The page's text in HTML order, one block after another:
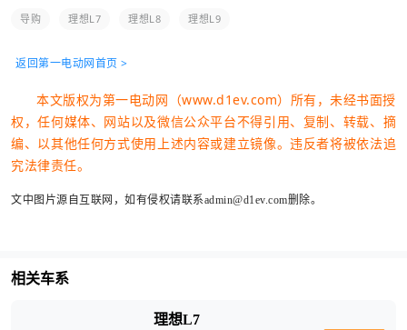
导购 理想L7 理想L8 理想L9
返回第一电动网首页 >
本文版权为第一电动网（www.d1ev.com）所有，未经书面授
权，任何媒体、网站以及微信公众平台不得引用、复制、转载、摘
编、以其他任何方式使用上述内容或建立镜像。违反者将被依法追
究法律责任。
文中图片源自互联网，如有侵权请联系admin@d1ev.com删除。
相关车系
理想L7